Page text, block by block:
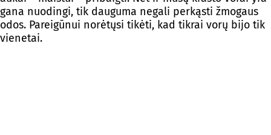
gana nuodingi, tik dauguma negali perkąsti žmogaus
odos. Pareigūnui norėtųsi tikėti, kad tikrai vorų bijo tik
vienetai.